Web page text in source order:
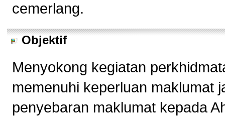
cemerlang.
Objektif
Menyokong kegiatan
memenuhi keperluan maklumat
penyebaran maklumat kepada